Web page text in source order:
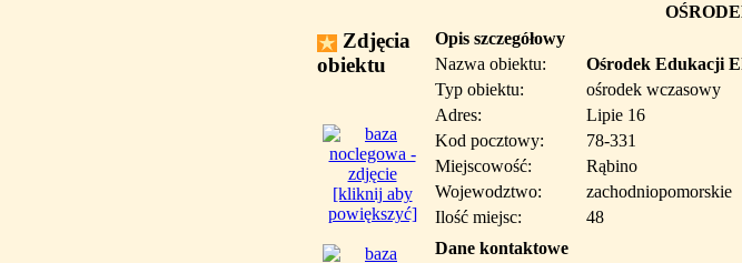
Zdjęcia
obiektu
[kliknij aby
powiększyć]
Opis szczegółowy
Nazwa obiektu:
Ośrodek Edukacji
Typ obiektu:
ośrodek wczasowy
Adres:
Lipie 16
Kod pocztowy:
78-331
Miejscowość:
Rąbino
Wojewodztwo:
zachodniopomorskie
Ilość miejsc:
48
Dane kontaktowe